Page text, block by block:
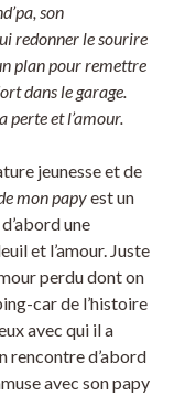
son
redonner le sourire
plan pour remettre
dans le garage.
perte et l’amour.
jeunesse et de
mon papyest un
une
et l’amour. Juste
perdu dont on
car de l’histoire
avec qui il a
rencontre d’abord
avec son papy